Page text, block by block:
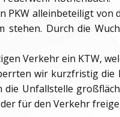
PKW alleinbeteiligt
stehen. Durch die
Verkehr ein KTW,
wir kurzfristig
Unfallstelle
für den Verkehr